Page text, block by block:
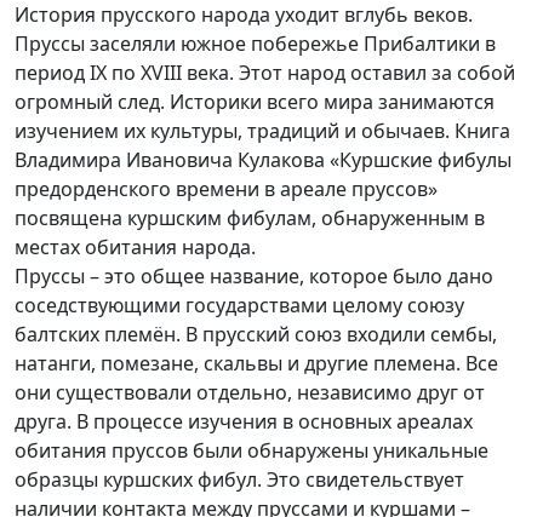
История прусского народа уходит вглубь веков.
Пруссы заселяли южное побережье Прибалтики в
период IX по XVIII века. Этот народ оставил за собой
огромный след. Историки всего мира занимаются
изучением их культуры, традиций и обычаев. Книга
Владимира Ивановича Кулакова «Куршские фибулы
предорденского времени в ареале пруссов»
посвящена куршским фибулам, обнаруженным в
местах обитания народа.
Пруссы – это общее название, которое было дано
соседствующими государствами целому союзу
балтских племён. В прусский союз входили сембы,
натанги, помезане, скальвы и другие племена. Все
они существовали отдельно, независимо друг от
друга. В процессе изучения в основных ареалах
обитания пруссов были обнаружены уникальные
образцы куршских фибул. Это свидетельствует
наличии контакта между пруссами и куршами –